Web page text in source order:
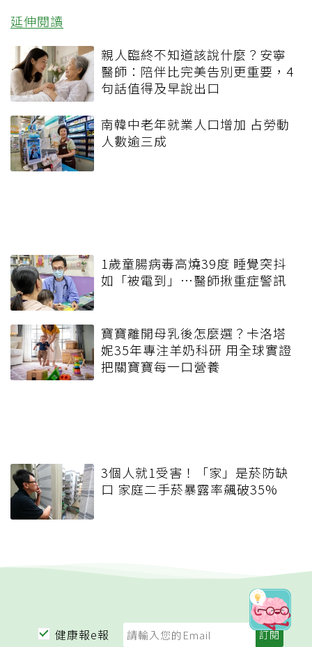
延伸閱讀
親人臨終不知道該說什麼？安寧
醫師：陪伴比完美告別更重要，4
句話值得及早說出口
南韓中老年就業人口增加 占勞動
人數逾三成
1歲童腸病毒高燒39度 睡覺突抖
如「被電到」…醫師揪重症警訊
寶寶離開母乳後怎麼選？卡洛塔
妮35年專注羊奶科研 用全球實證
把關寶寶每一口營養
3個人就1受害！「家」是菸防缺
口 家庭二手菸暴露率飆破35%
健康報e報